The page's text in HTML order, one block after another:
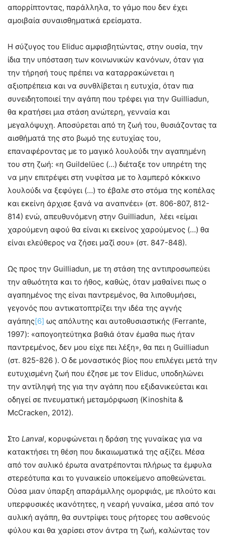
απορρίπτοντας, παράλληλα, το γάμο που δεν έχει
αμοιβαία συναισθηματικά ερείσματα.
Η σύζυγος του Eliduc αμφισβητώντας, στην ουσία, την
ίδια την υπόσταση των κοινωνικών κανόνων, όταν για
την τήρησή τους πρέπει να καταρρακώνεται η
αξιοπρέπεια και να συνθλίβεται η ευτυχία, όταν πια
συνειδητοποιεί την αγάπη που τρέφει για την Guilliadun,
θα κρατήσει μια στάση ανώτερη, γενναία και
μεγαλόψυχη. Αποσύρεται από τη ζωή του, θυσιάζοντας τα
αισθήματά της στο βωμό της ευτυχίας του,
επαναφέροντας με το μαγικό λουλούδι την αγαπημένη
του στη ζωή: «η Guildelüec (…) διέταξε τον υπηρέτη της
να μην επιτρέψει στη νυφίτσα με το λαμπερό κόκκινο
λουλούδι να ξεφύγει (…) το έβαλε στο στόμα της κοπέλας
και εκείνη άρχισε ξανά να αναπνέει» (στ. 806-807, 812-
814) ενώ, απευθυνόμενη στην Guilliadun, λέει «είμαι
χαρούμενη αφού θα είναι κι εκείνος χαρούμενος (…) θα
είναι ελεύθερος να ζήσει μαζί σου» (στ. 847-848).
Ως προς την Guilliadun, με τη στάση της αντιπροσωπεύει
την αθωότητα και το ήθος, καθώς, όταν μαθαίνει πως ο
αγαπημένος της είναι παντρεμένος, θα λιποθυμήσει,
γεγονός που αντικατοπτρίζει την ιδέα της αγνής
αγάπης[6] ως απόλυτης και αυτοθυσιαστικής (Ferrante,
1997): «απογοητεύτηκα βαθιά όταν έμαθα πως ήταν
παντρεμένος, δεν μου είχε πει λέξη», θα πει η Guilliadun
(στ. 825-826 ). Ο δε μοναστικός βίος που επιλέγει μετά την
ευτυχισμένη ζωή που έζησε με τον Eliduc, υποδηλώνει
την αντίληψή της για την αγάπη που εξιδανικεύεται και
οδηγεί σε πνευματική μεταμόρφωση (Kinoshita &
McCracken, 2012).
Στο Lanval, κορυφώνεται η δράση της γυναίκας για να
κατακτήσει τη θέση που δικαιωματικά της αξίζει. Μέσα
από τον αυλικό έρωτα ανατρέπονται πλήρως τα έμφυλα
στερεότυπα και το γυναικείο υποκείμενο αποθεώνεται.
Ούσα μιαν ύπαρξη απαράμιλλης ομορφιάς, με πλούτο και
υπερφυσικές ικανότητες, η νεαρή γυναίκα, μέσα από τον
αυλική αγάπη, θα συντρίψει τους ρήτορες του ασθενούς
φύλου και θα χαρίσει στον άντρα τη ζωή, καλώντας τον